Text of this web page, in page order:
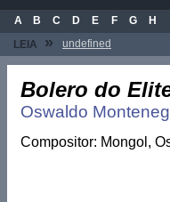
A
B C D E F G H
LEIA
» undefined
Bolero do
Oswaldo
Compositor: Mongol,